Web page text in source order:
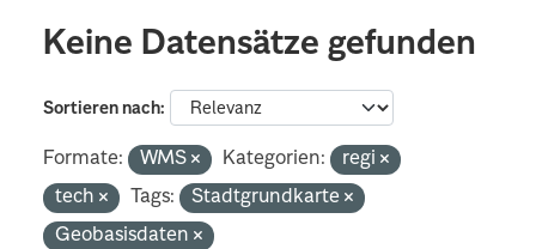
Keine Datensätze gefunden
Sortieren nach
Formate: WMS Kategorien:
regi
tech
Tags:
Stadtgrundkarte
Geobasisdaten